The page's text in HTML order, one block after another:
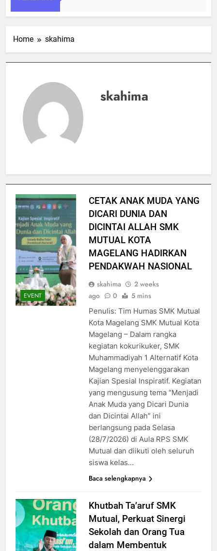
Home skahima
skahima
EVENT
CETAK ANAK MUDA YANG
DICARI DUNIA DAN
DICINTAI ALLAH SMK
MUTUAL KOTA
MAGELANG HADIRKAN
PENDAKWAH NASIONAL
skahima
2 weeks
ago
0 5 mins
Penulis: Tim Humas SMK Mutual
Kota Magelang SMK Mutual Kota
Magelang – Dalam rangka
kegiatan kokurikuker, SMK
Muhammadiyah 1 Alternatif Kota
Magelang menyelenggarakan
Kajian Spesial Inspiratif. Kegiatan
yang mengusung tema “Menjadi
Anak Muda yang Dicari Dunia
dan Dicintai Allah” ini
berlangsung pada Selasa
(28/7/2026) di Aula RPS SMK
Mutual dan diikuti oleh seluruh
siswa kelas…
Baca selengkapnya
Khutbah Ta’aruf SMK
Mutual, Perkuat Sinergi
Sekolah dan Orang Tua
dalam Membentuk